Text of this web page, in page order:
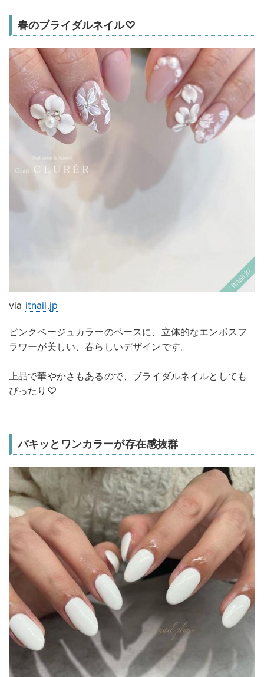
春のブライダルネイル♡
via itnail.jp
ピンクベージュカラーのベースに、立体的なエンボスフ
ラワーが美しい、春らしいデザインです。
上品で華やかさもあるので、ブライダルネイルとしても
ぴったり♡
パキッとワンカラーが存在感抜群